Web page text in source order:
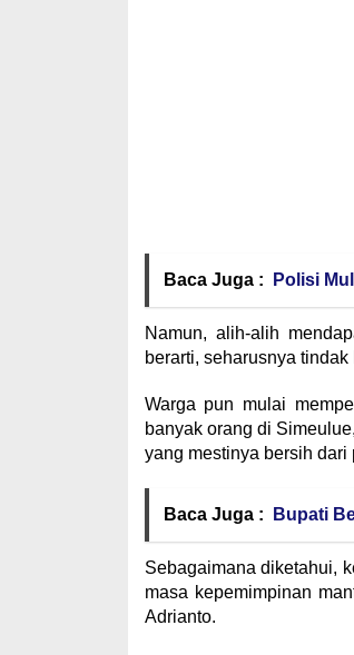
Baca Juga : Polisi
Namun, alih-alih
berarti, seharusnya
Warga pun mulai
banyak orang di
yang mestinya bersih dari
Baca Juga : Bupati
Sebagaimana diketahui,
masa kepemimpinan
Adrianto.